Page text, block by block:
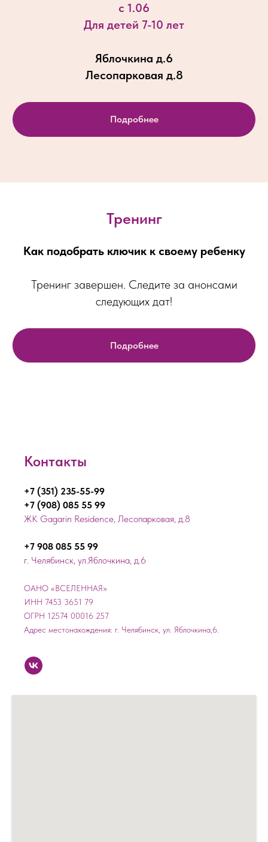
с 1.06
Для детей 7-10 лет
Яблочкина д.6
Лесопарковая д.8
Подробнее
Тренинг
Как подобрать ключик к своему ребенку
Тренинг завершен. Следите за анонсами
следующих дат!
Подробнее
Контакты
+7 (351) 235-55-99
+7 (908) 085 55 99
ЖК Gagarin Residence, Лесопарковая, д.8
+7 908 085 55 99
г. Челябинск, ул.Яблочкина, д.6
ОАНО «ВСЕЛЕННАЯ»
ИНН 7453 3651 79
ОГРН 12574 00016 257
Адрес местонахождения: г. Челябинск, ул. Яблочкина,6.